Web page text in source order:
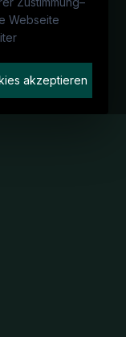
Webseite
akzeptieren